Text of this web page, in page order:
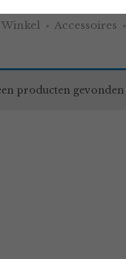
Winkel Accessoires
producten